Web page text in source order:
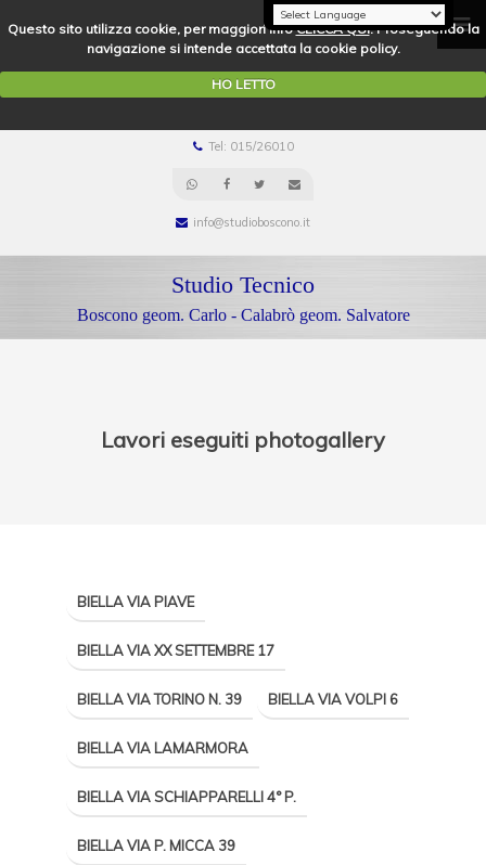
Questo sito utilizza cookie, per maggiori infoCLICCA QUI. Proseguendo la
navigazione si intende accettata la cookie policy.
HO LETTO
Tel: 015/26010
info@studioboscono.it
Studio Tecnico
Boscono geom. Carlo - Calabrò geom. Salvatore
Lavori eseguiti photogallery
BIELLA VIA PIAVE
BIELLA VIA XX SETTEMBRE 17
BIELLA VIA TORINO N. 39 BIELLA VIA VOLPI 6
BIELLA VIA LAMARMORA
BIELLA VIA SCHIAPPARELLI 4° P.
BIELLA VIA P. MICCA 39